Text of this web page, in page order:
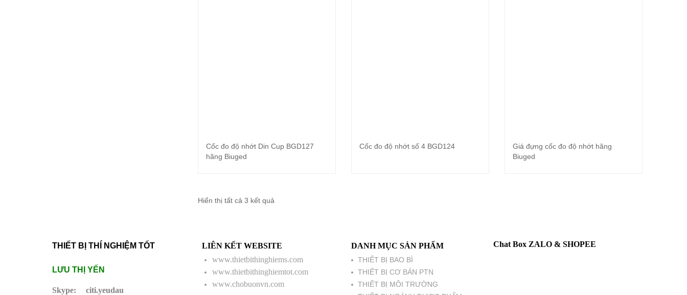
Đọc tiếp
Cốc đo độ nhớt Din Cup BGD127
hãng Biuged
Đọc tiếp
Cốc đo độ nhớt số 4 BGD124 Đọc tiếp
Giá đựng cốc đo độ nhớt hãng
Biuged
Hiển thị tất cả 3 kết quả
theo
mới
nhất
THIẾT BỊ THÍ NGHIỆM TỐT
LƯU THỊ YẾN
Skype: citi.yeudau
LIÊN KẾT WEBSITE
www.thietbithinghiems.com
www.thietbithinghiemtot.com
www.chobuonvn.com
DANH MỤC SẢN PHẨM
THIẾT BỊ BAO BÌ
THIẾT BỊ CƠ BẢN PTN
THIẾT BỊ MÔI TRƯỜNG
Chat Box ZALO & SHOPEE